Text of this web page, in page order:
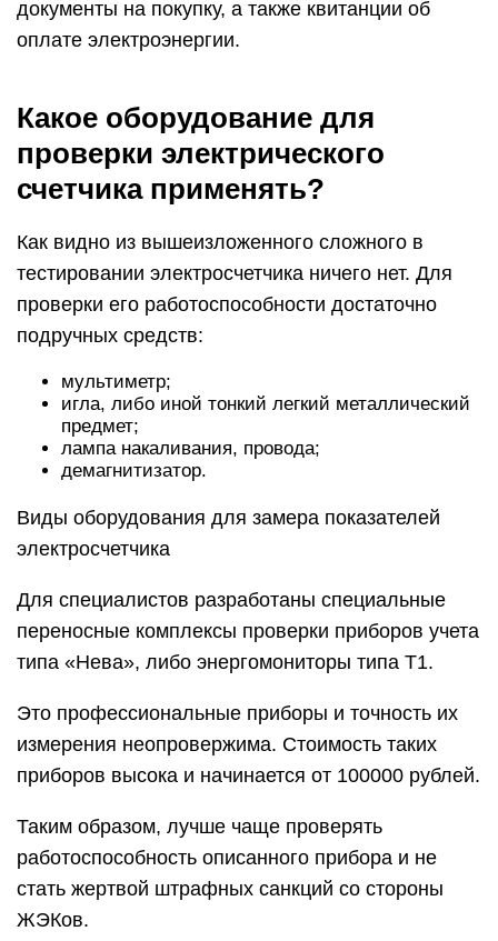
документы на покупку, а также квитанции об
оплате электроэнергии.
Какое оборудование для
проверки электрического
счетчика применять?
Как видно из вышеизложенного сложного в
тестировании электросчетчика ничего нет. Для
проверки его работоспособности достаточно
подручных средств:
мультиметр;
игла, либо иной тонкий легкий металлический
предмет;
лампа накаливания, провода;
демагнитизатор.
Виды оборудования для замера показателей
электросчетчика
Для специалистов разработаны специальные
переносные комплексы проверки приборов учета
типа «Нева», либо энергомониторы типа Т1.
Это профессиональные приборы и точность их
измерения неопровержима. Стоимость таких
приборов высока и начинается от 100000 рублей.
Таким образом, лучше чаще проверять
работоспособность описанного прибора и не
стать жертвой штрафных санкций со стороны
ЖЭКов.